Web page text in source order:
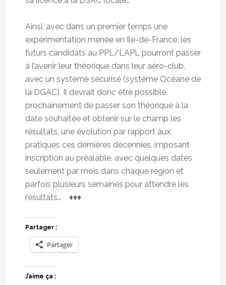
Ainsi, avec dans un premier temps une
expérimentation menée en Ile-de-France, les
futurs candidats au PPL/LAPL pourront passer
à l’avenir leur théorique dans leur aéro-club,
avec un système sécurisé (système Océane de
la DGAC). Il devrait donc être possible
prochainement de passer son théorique à la
date souhaitée et obtenir sur le champ les
résultats, une évolution par rapport aux
pratiques ces dernières décennies, imposant
inscription au préalable, avec quelques dates
seulement par mois dans chaque région et
parfois plusieurs semaines pour attendre les
résultats… ♦♦♦
Partager :
Partager
J’aime ça :